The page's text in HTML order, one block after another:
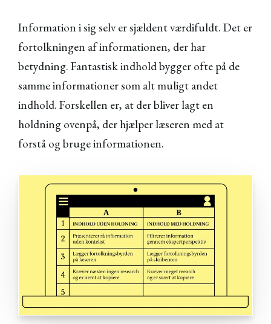
Information i sig selv er sjældent værdifuldt. Det er
fortolkningen af informationen, der har
betydning. Fantastisk indhold bygger ofte på de
samme informationer som alt muligt andet
indhold. Forskellen er, at der bliver lagt en
holdning ovenpå, der hjælper læseren med at
forstå og bruge informationen.